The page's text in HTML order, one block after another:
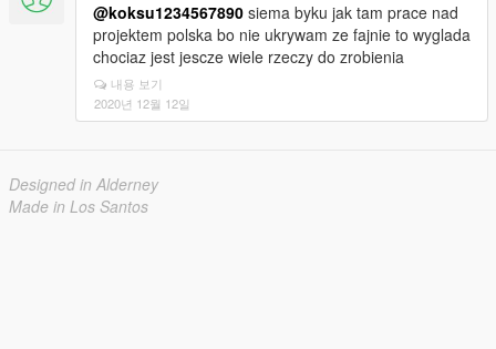
@koksu1234567890 siema byku jak tam prace nad
projektem polska bo nie ukrywam ze fajnie to wyglada
chociaz jest jescze wiele rzeczy do zrobienia
내용 보기
2020년 12월 12일
Designed in Alderney
Made in Los Santos